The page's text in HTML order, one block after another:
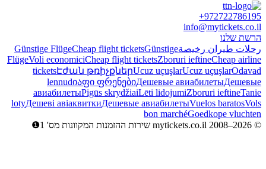
+972722786195
info@mytickets.co.il
הרשת שלנו
رحلات طيران رخيصة
Günstige FlügeCheap flight ticketsGünstige
FlügeVoli economiciCheap flight ticketsZboruri ieftineCheap airline
ticketsԷժան թռիչքներUcuz uçuşlarUcuz uçuşlarOdavad
lennudიაფი ფრენებიДешевые авиабилетыДешевые
авиабилетыPigūs skrydžiaiLēti lidojumiZboruri ieftineTanie
lotyДешеві авіаквиткиДешевые авиабилетыVuelos baratosVols
bon marchéGoedkope vluchten
© mytickets.co.il 2008–2026 שירות ההזמנות המקוונות מס' 1❶